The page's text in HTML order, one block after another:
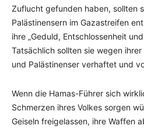
Zuflucht gefunden haben, sollten
Palästinensern im Gazastreifen
ihre „Geduld, Entschlossenheit
Tatsächlich sollten sie wegen
und Palästinenser verhaftet und
Wenn die Hamas-Führer sich
Schmerzen ihres Volkes sorgen
Geiseln freigelassen, ihre Waffen